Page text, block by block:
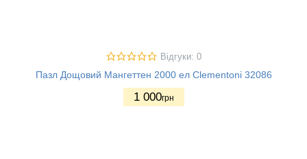
Відгуки: 0
Пазл Дощовий Мангеттен 2000 ел Clementoni 32086
1 000грн